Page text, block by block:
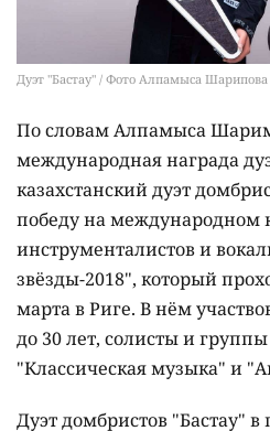
Дуэт "Бастау" / Фото Алпамыса Шарипова
По словам Алпамыса
международная награда
казахстанский дуэт
победу на международном
инструменталистов и
звёзды-2018", который
марта в Риге. В нём
до 30 лет, солисты и
"Классическая музыка" и
Дуэт домбристов "Бастау"